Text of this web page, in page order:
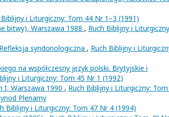
Biblijny i Liturgiczny: Tom 44 Nr 1–3 (1991)
bitwy), Warszawa 1988 , Ruch Biblijny i
syndonologiczna , Ruch Biblijny i
na współczesny język polski. Brytyjskie i
i Liturgiczny: Tom 45 Nr 1 (1992)
I, Warszawa 1990 , Ruch Biblijny i Liturgiczny:
Plenarny
Biblijny i Liturgiczny: Tom 47 Nr 4 (1994)